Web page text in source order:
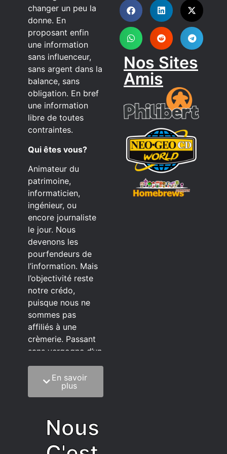
changer un peu la
donne. En
proposant enfin
une information
sans influenceur,
sans argent dans la
balance, sans
obligation. En bref
une information
libre de toutes
contraintes.
Qui êtes vous?
Animateur du
patrimoine,
informaticien,
ingénieur, ou
encore journaliste
le jour. Nous
devenons les
pourfendeurs de
l’information. Mais
l’objectivité reste
notre crédo,
puisque nous ne
sommes pas
affiliés à une
crèmerie. Passant
sans vergogne d’un
C’est quoi notre
méthode?
sagesse de la
vieillesse à une
grosse dose
En savoir
plus
Nous
Nos Sites
Amis